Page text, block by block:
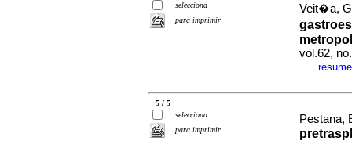
selecciona
para imprimir
Veit�a,
vol.62,
·
5 / 5
selecciona
para imprimir
Pestana,